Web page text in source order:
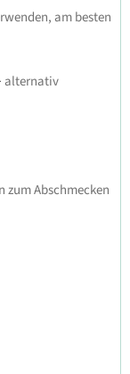
am besten
alternativ
zum Abschmecken